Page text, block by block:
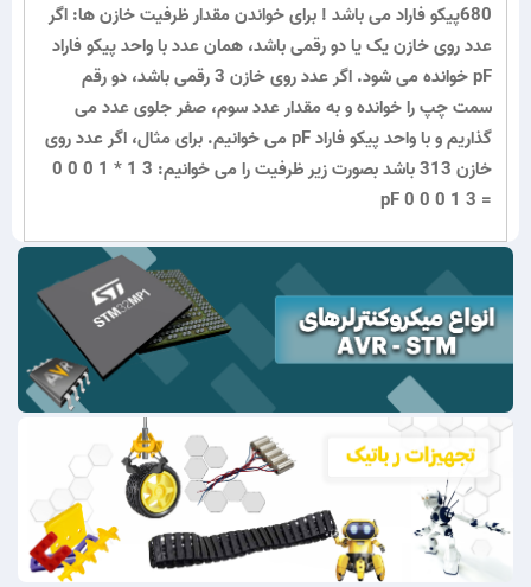
680پیکو فاراد می باشد ! برای خواندن مقدار ظرفیت خازن ها: اگر
عدد روی خازن یک یا دو رقمی باشد، همان عدد با واحد پیکو فاراد
pF خوانده می شود. اگر عدد روی خازن 3 رقمی باشد، دو رقم
سمت چپ را خوانده و به مقدار عدد سوم، صفر جلوی عدد می
گذاریم و با واحد پیکو فاراد pF می خوانیم. برای مثال، اگر عدد روی
خازن 313 باشد بصورت زیر ظرفیت را می خوانیم: 3 1 * 1 0 0 0
= 3 1 0 0 0 pF